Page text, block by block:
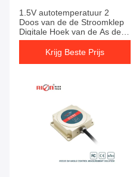
1.5V autotemperatuur 2
Doos van de de Stroomklep
Digitale Hoek van de As de
Digitale Hellingmeter
Krijg Beste Prijs